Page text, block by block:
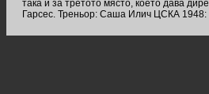
така и за третото място, което дава
Гарсес. Треньор: Саша Илич ЦСКА 1948: